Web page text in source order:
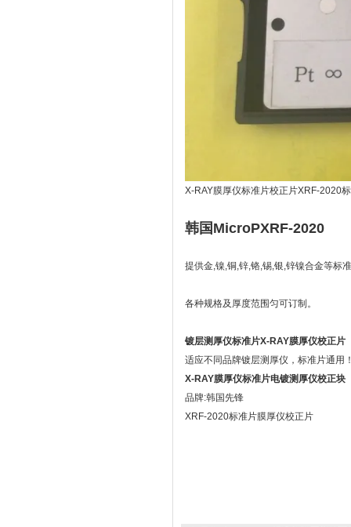
X-RAY膜厚仪标准片校正片XRF-2020
韩国MicroPXRF-2020
提供金,镍,铜,锌,铬,锡,银,锌镍合金等标
各种规格及厚度范围匀可订制。
镀层测厚仪标准片X-RAY膜厚仪校正片
适应不同品牌镀层测厚仪，标准片通用
X-RAY膜厚仪标准片电镀测厚仪校正块
品牌:韩国先锋
XRF-2020标准片膜厚仪校正片